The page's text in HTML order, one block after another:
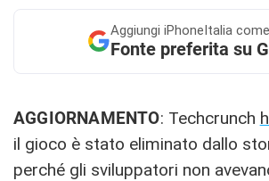
Aggiungi iPhoneItalia come
Fonte preferita su
AGGIORNAMENTO: Techcrunch
il gioco è stato eliminato dallo
perché gli sviluppatori non